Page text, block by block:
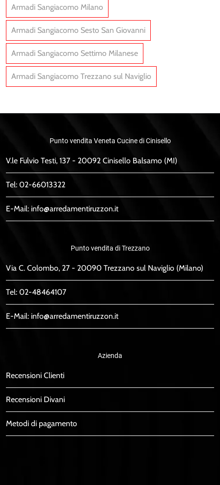
Armadi Sangiacomo Milano
Armadi Sangiacomo Sesto San Giovanni
Armadi Sangiacomo Settimo Milanese
Armadi Sangiacomo Trezzano sul Naviglio
Punto vendita Veneta Cucine di Cinisello
V.le Fulvio Testi, 137 - 20092 Cinisello Balsamo (MI)
Tel: 02-66013322
E-Mail: info@arredamentiruzzon.it
Punto vendita di Trezzano
Via C. Colombo, 27 - 20090 Trezzano sul Naviglio (Milano)
Tel: 02-48464107
E-Mail: info@arredamentiruzzon.it
Azienda
Recensioni Clienti
Recensioni Divani
Metodi di pagamento